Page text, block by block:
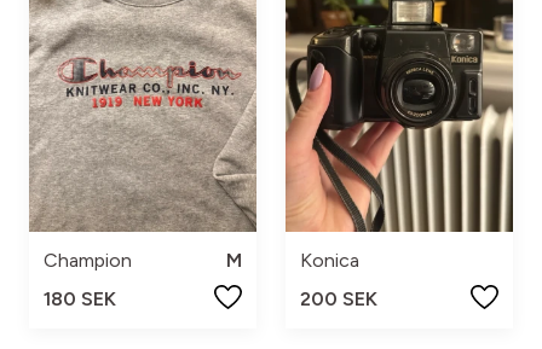
Champion
M
180 SEK
Konica
200 SEK